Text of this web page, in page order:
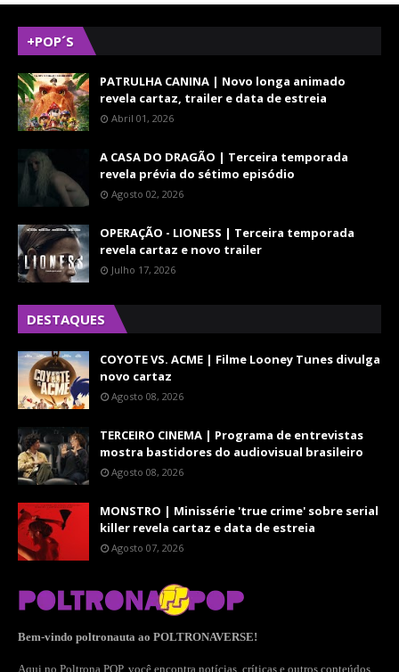
+POP´S
PATRULHA CANINA | Novo longa animado
revela cartaz, trailer e data de estreia
Abril 01, 2026
A CASA DO DRAGÃO | Terceira temporada
revela prévia do sétimo episódio
Agosto 02, 2026
OPERAÇÃO - LIONESS | Terceira temporada
revela cartaz e novo trailer
Julho 17, 2026
DESTAQUES
COYOTE VS. ACME | Filme Looney Tunes divulga
novo cartaz
Agosto 08, 2026
TERCEIRO CINEMA | Programa de entrevistas
mostra bastidores do audiovisual brasileiro
Agosto 08, 2026
MONSTRO | Minissérie 'true crime' sobre serial
killer revela cartaz e data de estreia
Agosto 07, 2026
Bem-vindo poltronauta ao POLTRONAVERSE!
Aqui no Poltrona POP, você encontra notícias, críticas e outros conteúdos